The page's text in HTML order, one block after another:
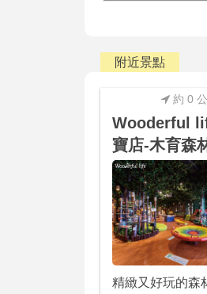
附近景點
約 0
Wooderful
寶店-木育森
精緻又好玩的森